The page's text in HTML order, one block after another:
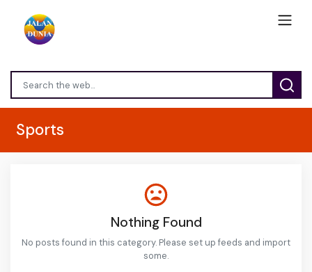
Sports
Nothing Found
No posts found in this category. Please set up feeds and import
some.